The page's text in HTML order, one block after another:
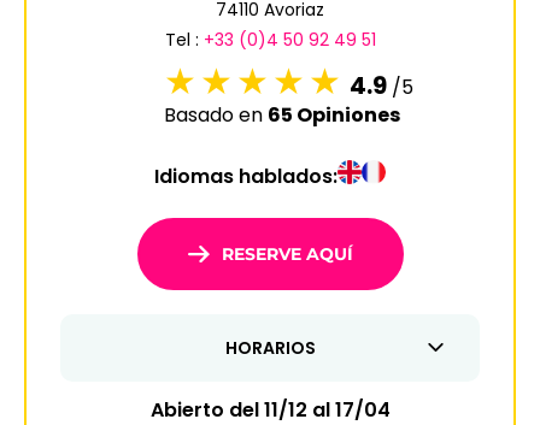
8 9 10
14 15 16 17 18
21 22 23 24 25
28 29 30 31
4 5 6 7 8
13 14 16
18 19 20 21 22
74110 Avoriaz
Tel : +33 (0)4 50 92 49 51
4.9 /5
Basado en 65 Opiniones
Idiomas hablados:
RESERVE AQUÍ
HORARIOS
Abierto del 11/12 al 17/04